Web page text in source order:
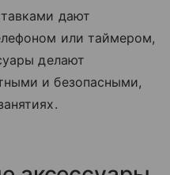
дают
или таймером,
делают
и безопасными,